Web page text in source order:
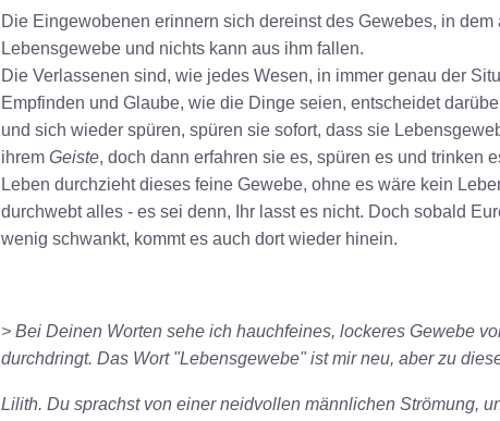
Die Eingewobenen erinnern sich dereinst des Gewebes, in
Lebensgewebe und nichts kann aus ihm fallen.
Die Verlassenen sind, wie jedes Wesen, in immer genau der
Empfinden und Glaube, wie die Dinge seien, entscheidet
und sich wieder spüren, spüren sie sofort, dass sie
ihrem Geiste, doch dann erfahren sie es, spüren es und trinken
Leben durchzieht dieses feine Gewebe, ohne es wäre kein
durchwebt alles - es sei denn, Ihr lasst es nicht. Doch sobald
wenig schwankt, kommt es auch dort wieder hinein.
> Bei Deinen Worten sehe ich hauchfeines, lockeres Gewebe
durchdringt. Das Wort "Lebensgewebe" ist mir neu, aber zu
Lilith. Du sprachst von einer neidvollen männlichen Strömung,